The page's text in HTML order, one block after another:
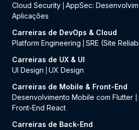
Cloud Security AppSec:
Aplicações
Carreiras de DevOps & Cloud
Platform Engineering
SRE (Site
Carreiras de UX & UI
UI Design
UX Design
Carreiras de Mobile & Front-End
Desenvolvimento Mobile com Flutter
Front-End React
Carreiras de Back-End